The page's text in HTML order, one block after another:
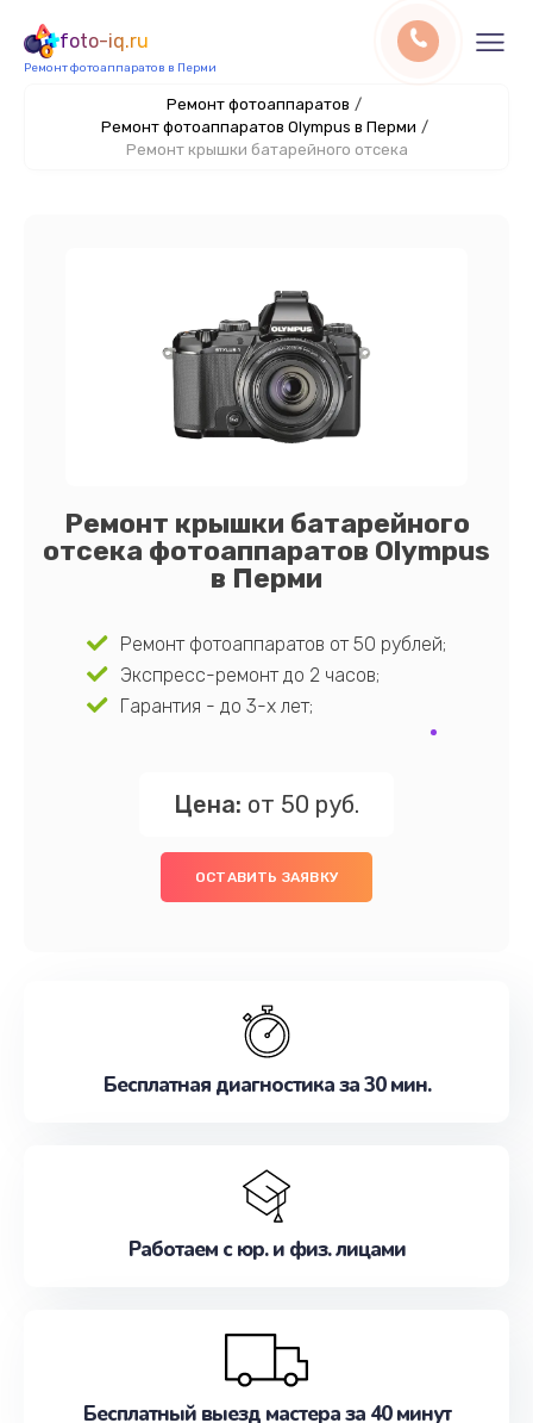
foto-iq.ru
Ремонт фотоаппаратов в Перми
Ремонт фотоаппаратов /
Ремонт фотоаппаратов Olympus в Перми /
Ремонт крышки батарейного отсека
Ремонт крышки батарейного
отсека фотоаппаратов Olympus
в Перми
Ремонт фотоаппаратов от 50 рублей;
Экспресс-ремонт до 2 часов;
Гарантия - до 3-х лет;
Цена: от 50 руб.
ОСТАВИТЬ ЗАЯВКУ
Бесплатная диагностика за 30 мин.
Работаем с юр. и физ. лицами
Бесплатный выезд мастера за 40 минут